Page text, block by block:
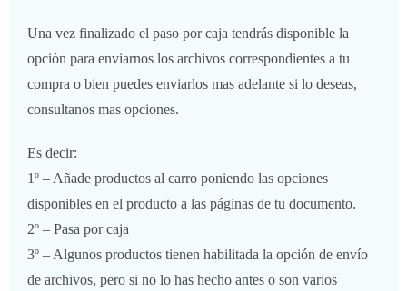
Una vez finalizado el paso por caja tendrás disponible la
opción para enviarnos los archivos correspondientes a tu
compra o bien puedes enviarlos mas adelante si lo deseas,
consultanos mas opciones.
Es decir:
1º – Añade productos al carro poniendo las opciones
disponibles en el producto a las páginas de tu documento.
2º – Pasa por caja
3º – Algunos productos tienen habilitada la opción de envío
de archivos, pero si no lo has hecho antes o son varios